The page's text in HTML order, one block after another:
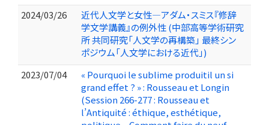
2024/03/26
近代人文学と女性―アダム・スミス『修辞
学文学講義』の例外性 (中部高等学術研究
所 共同研究「人文学の再構築」 最終シン
ポジウム「人文学における近代」)
2023/07/04
« Pourquoi le sublime produitil un si
grand effet ? » : Rousseau et Longin
(Session 266-277 : Rousseau et
l’Antiquité : éthique, esthétique,